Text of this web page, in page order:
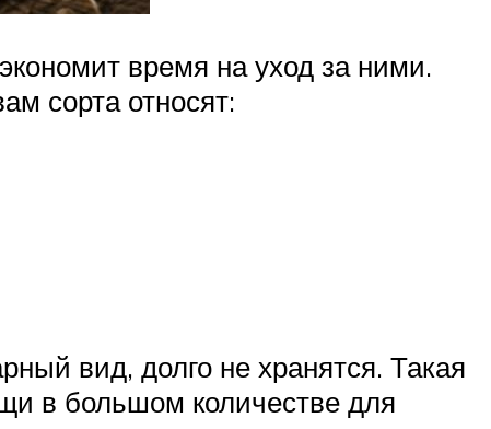
время на уход за ними.
сорта относят:
вид, долго не хранятся. Такая
в большом количестве для